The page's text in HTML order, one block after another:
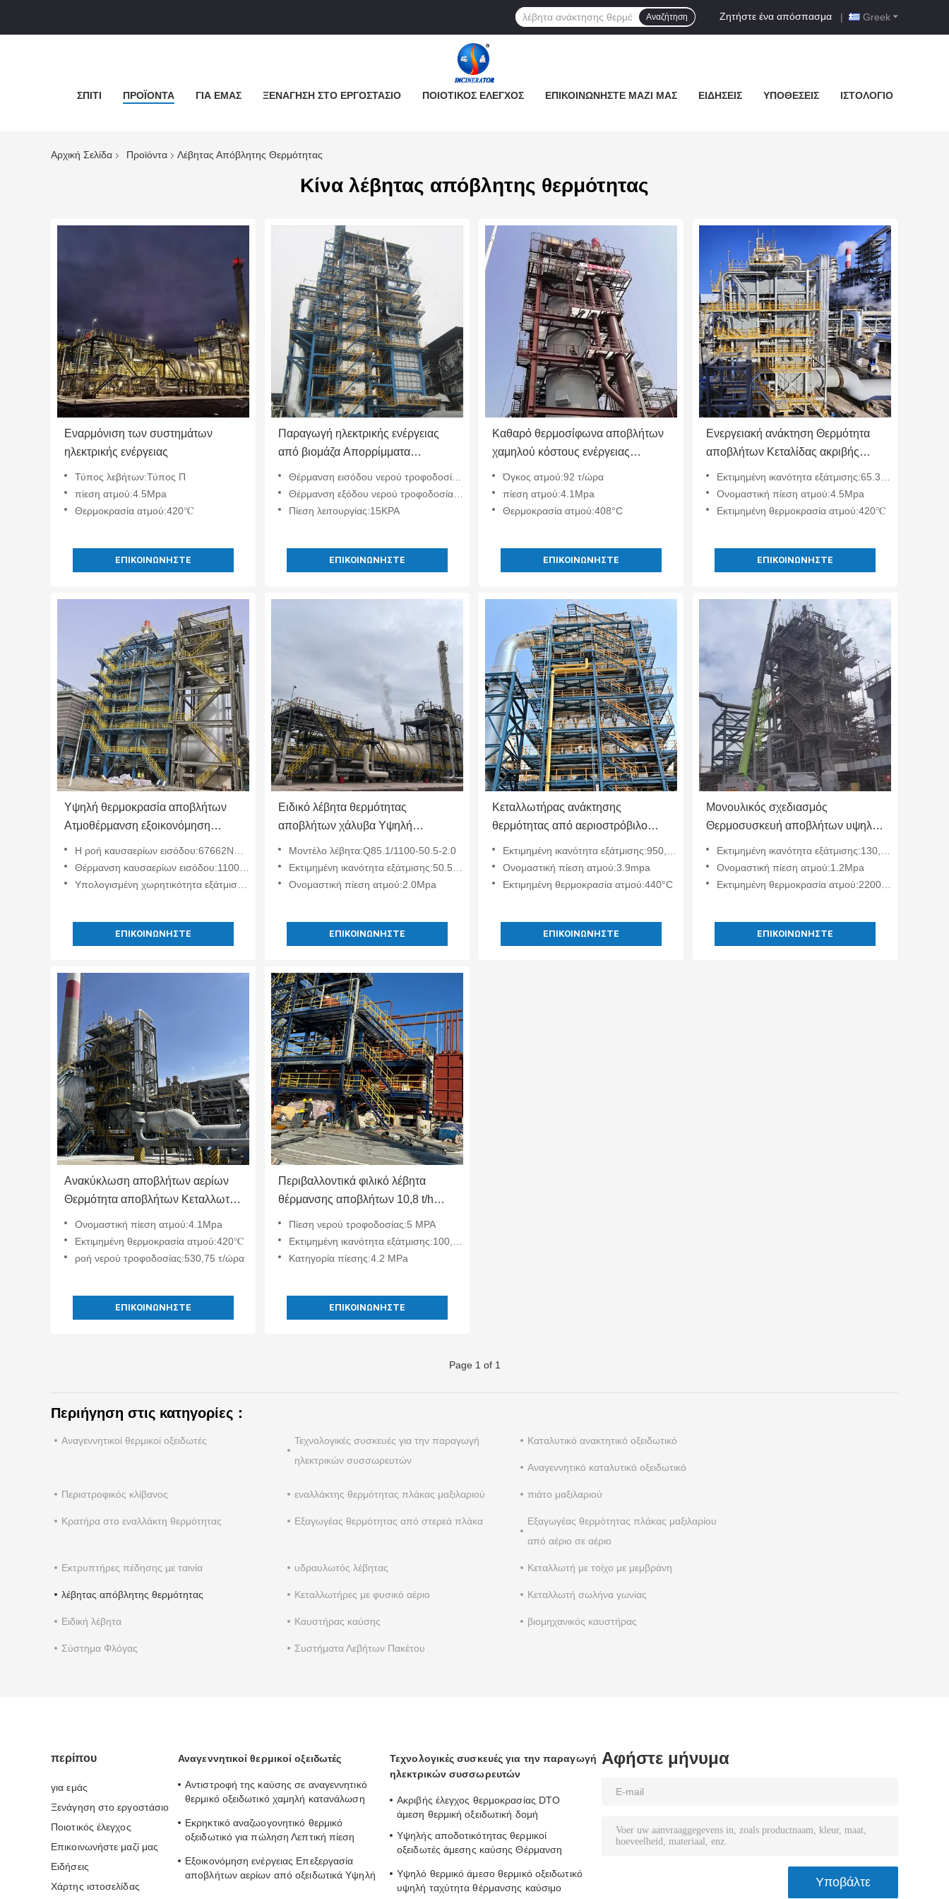
Greek
Ζητήστε ένα απόσπασμα |
Αναζήτηση
ΣΠΊΤΙ ΠΡΟΪΌΝΤΑ ΓΙΑ ΕΜΆΣ ΞΕΝΆΓΗΣΗ ΣΤΟ ΕΡΓΟΣΤΆΣΙΟ ΠΟΙΟΤΙΚΌΣ ΈΛΕΓΧΟΣ ΕΠΙΚΟΙΝΩΝΉΣΤΕ ΜΑΖΊ ΜΑΣ ΕΙΔΉΣΕΙΣ ΥΠΟΘΈΣΕΙΣ ΙΣΤΟΛΌΓΙΟ
Αρχική Σελίδα Προϊόντα Λέβητας Απόβλητης Θερμότητας
Κίνα λέβητας απόβλητης θερμότητας
Εναρμόνιση των συστημάτων
ηλεκτρικής ενέργειας
Τύπος λεβήτων:Τύπος Π
πίεση ατμού:4.5Mpa
Θερμοκρασία ατμού:420℃
ΕΠΙΚΟΙΝΩΝΉΣΤΕ
Παραγωγή ηλεκτρικής ενέργειας
από βιομάζα Απορρίμματα
αποβλήτων αερίων Πράσινη
ενέργεια
Θέρμανση εισόδου νερού τροφοδοσίας:135°C
Θέρμανση εξόδου νερού τροφοδοσίας:179℃
Πίεση λειτουργίας:15KPA
ΕΠΙΚΟΙΝΩΝΉΣΤΕ
Καθαρό θερμοσίφωνα αποβλήτων
χαμηλού κόστους ενέργειας
ατμού
Όγκος ατμού:92 τ/ώρα
πίεση ατμού:4.1Mpa
Θερμοκρασία ατμού:408°C
ΕΠΙΚΟΙΝΩΝΉΣΤΕ
Ενεργειακή ανάκτηση Θερμότητα
αποβλήτων Κεταλίδας ακριβής
στη διάβρωση
Εκτιμημένη ικανότητα εξάτμισης:65.3 τόνους/ώρα
Ονομαστική πίεση ατμού:4.5Mpa
Εκτιμημένη θερμοκρασία ατμού:420℃
ΕΠΙΚΟΙΝΩΝΉΣΤΕ
Υψηλή θερμοκρασία αποβλήτων
Ατμοθέρμανση εξοικονόμηση
67662Nm3/Η ροή καυσαερίων
εισόδου
Η ροή καυσαερίων εισόδου:67662Nm3/h
Θέρμανση καυσαερίων εισόδου:1100℃
Υπολογισμένη χωρητικότητα εξάτμισης λέβητα:42.2 τόνους/ώρα
ΕΠΙΚΟΙΝΩΝΉΣΤΕ
Ειδικό λέβητα θερμότητας
αποβλήτων χάλυβα Υψηλή
διάβρωση
Μοντέλο λέβητα:Q85.1/1100-50.5-2.0
Εκτιμημένη ικανότητα εξάτμισης:50.5 τόνους/ώρα
Ονομαστική πίεση ατμού:2.0Mpa
ΕΠΙΚΟΙΝΩΝΉΣΤΕ
Κεταλλωτήρας ανάκτησης
θερμότητας από αεριοστρόβιλο
ενέργειας 95,6t/h
Εκτιμημένη ικανότητα εξάτμισης:950,6 τόνους/ώρα
Ονομαστική πίεση ατμού:3.9mpa
Εκτιμημένη θερμοκρασία ατμού:440°C
ΕΠΙΚΟΙΝΩΝΉΣΤΕ
Μονουλικός σχεδιασμός
Θερμοσυσκευή αποβλήτων υψηλής
Εκτιμημένη ικανότητα εξάτμισης:130,8 τόνους/ώρα
Ονομαστική πίεση ατμού:1.2Mpa
Εκτιμημένη θερμοκρασία ατμού:2200℃
ΕΠΙΚΟΙΝΩΝΉΣΤΕ
Ανακύκλωση αποβλήτων αερίων
Θερμότητα αποβλήτων Κεταλλωτή
Ανώτατη απόδοση προσαρμογή
Ονομαστική πίεση ατμού:4.1Mpa
Εκτιμημένη θερμοκρασία ατμού:420℃
ροή νερού τροφοδοσίας:530,75 τ/ώρα
ΕΠΙΚΟΙΝΩΝΉΣΤΕ
Περιβαλλοντικά φιλικό λέβητα
θέρμανσης αποβλήτων 10,8 t/h
άνθρακα Βιώσιμη ενέργεια
Πίεση νερού τροφοδοσίας:5 MPA
Εκτιμημένη ικανότητα εξάτμισης:100,8 τ/ώρα
Κατηγορία πίεσης:4.2 MPa
ΕΠΙΚΟΙΝΩΝΉΣΤΕ
Page 1 of 1
Περιήγηση στις κατηγορίες：
Αναγεννητικοί θερμικοί οξειδωτές
Τεχνολογικές συσκευές για την παραγωγή
ηλεκτρικών συσσωρευτών
Καταλυτικό ανακτητικό οξειδωτικό
Αναγεννητικό καταλυτικό οξειδωτικό
Περιστροφικός κλίβανος εναλλάκτης θερμότητας πλάκας μαξιλαριού πιάτο μαξιλαριού
Κρατήρα στο εναλλάκτη θερμότητας Εξαγωγέας θερμότητας από στερεά πλάκα
Εξαγωγέας θερμότητας πλάκας μαξιλαρίου
από αέριο σε αέριο
Εκτρυπτήρες πέδησης με ταινία υδραυλωτός λέβητας Κεταλλωτή με τοίχο με μεμβράνη
λέβητας απόβλητης θερμότητας Κεταλλωτήρες με φυσικό αέριο Κεταλλωτή σωλήνα γωνίας
Ειδική λέβητα Καυστήρας καύσης βιομηχανικός καυστήρας
Σύστημα Φλόγας Συστήματα Λεβήτων Πακέτου
περίπου
για εμάς
Ξενάγηση στο εργοστάσιο
Ποιοτικός έλεγχος
Επικοινωνήστε μαζί μας
Ειδήσεις
Χάρτης ιστοσελίδας
Αναγεννητικοί θερμικοί οξειδωτές
Αντιστροφή της καύσης σε αναγεννητικό
θερμικό οξειδωτικό χαμηλή κατανάλωση
Εκρηκτικό αναζωογονητικό θερμικό
οξειδωτικό για πώληση Λεπτική πίεση
Εξοικονόμηση ενέργειας Επεξεργασία
αποβλήτων αερίων από οξειδωτικά Υψηλή
Τεχνολογικές συσκευές για την παραγωγή
ηλεκτρικών συσσωρευτών
Ακριβής έλεγχος θερμοκρασίας DTO
άμεση θερμική οξειδωτική δομή
Υψηλής αποδοτικότητας θερμικοί
οξειδωτές άμεσης καύσης Θέρμανση
Υψηλό θερμικό άμεσο θερμικό οξειδωτικό
υψηλή ταχύτητα θέρμανσης καύσιμο
Αφήστε μήνυμα